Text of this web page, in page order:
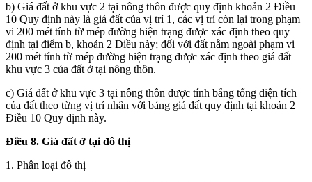
b) Giá đất ở khu vực 2 tại nông thôn được quy định khoản 2 Điều
10 Quy định này là giá đất của vị trí 1, các vị trí còn lại trong phạm
vi 200 mét tính từ mép đường hiện trạng được xác định theo quy
định tại điểm b, khoản 2 Điều này; đối với đất nằm ngoài phạm vi
200 mét tính từ mép đường hiện trạng được xác định theo giá đất
khu vực 3 của đất ở tại nông thôn.
c) Giá đất ở khu vực 3 tại nông thôn được tính bằng tổng diện tích
của đất theo từng vị trí nhân với bảng giá đất quy định tại khoản 2
Điều 10 Quy định này.
Điều 8. Giá đất ở tại đô thị
1. Phân loại đô thị